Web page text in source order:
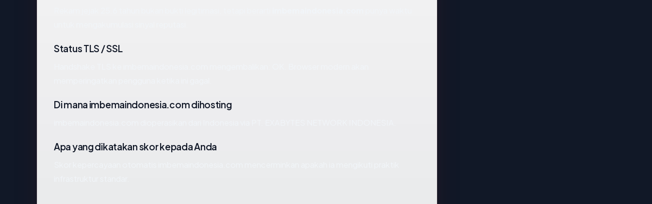
Status TLS / SSL
Di mana imbemaindonesia.com dihosting
Apa yang dikatakan skor kepada Anda